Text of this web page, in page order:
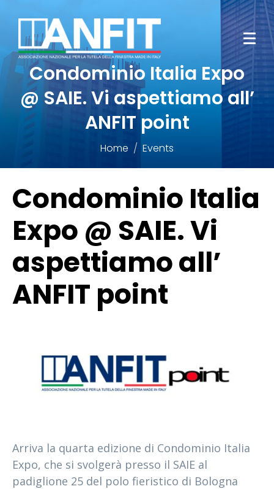
Condominio Italia Expo
@ SAIE. Vi aspettiamo all’
ANFIT point
Home Events
Condominio Italia
Expo @ SAIE. Vi
aspettiamo all’
ANFIT point
Arriva la quarta edizione di Condominio Italia
Expo, che si svolgerà presso il SAIE al
padiglione 25 del polo fieristico di Bologna